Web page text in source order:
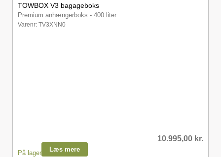
TOWBOX V3 bagageboks
Premium anhængerboks - 400 liter
Varenr: TV3XNN0
10.995,00 kr.
På lager Læs mere